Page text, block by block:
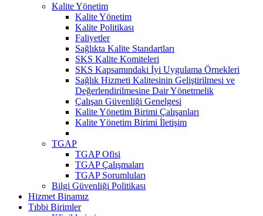
Kalite Yönetim
Kalite Yönetim
Kalite Politikası
Faliyetler
Sağlıkta Kalite Standartları
SKS Kalite Komiteleri
SKS Kapsamındaki İyi Uygulama Örnekleri
Sağlık Hizmeti Kalitesinin Geliştirilmesi ve
Değerlendirilmesine Dair Yönetmelik
Çalışan Güvenliği Genelgesi
Kalite Yönetim Birimi Çalışanları
Kalite Yönetim Birimi İletişim
TGAP
TGAP Ofisi
TGAP Çalışmaları
TGAP Sorumluları
Bilgi Güvenliği Politikası
Hizmet Binamız
Tıbbi Birimler